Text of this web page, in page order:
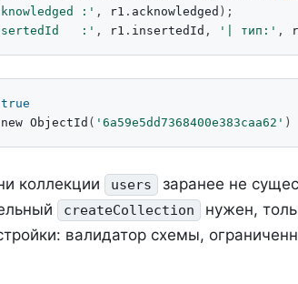
:' , r1 . acknowledged );
:' , r1 . insertedId , '| тип:' ,
true
ObjectId ( '6a59e5dd7368400e383caa62' )
коллекции users заранее не
createCollection
нужен,
валидатор схемы,